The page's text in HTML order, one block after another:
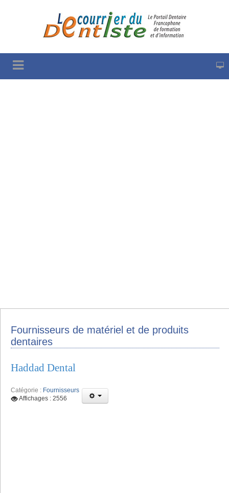
Fournisseurs de matériel et de produits
dentaires
Haddad Dental
Catégorie : Fournisseurs
Affichages : 2556